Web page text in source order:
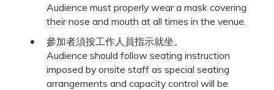
Audience must properly wear a mask covering
their nose and mouth at all times in the venue.
參加者須按工作人員指示就坐。
Audience should follow seating instruction
imposed by onsite staff as special seating
arrangements and capacity control will be